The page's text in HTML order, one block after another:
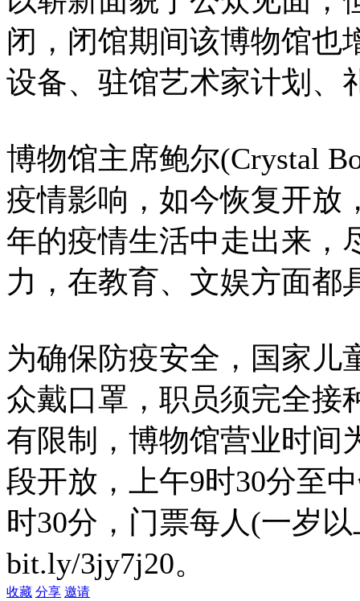
闭，闭馆期间该博物馆也
设备、驻馆艺术家计划、
博物馆主席鲍尔(Crystal
疫情影响，如今恢复开放
年的疫情生活中走出来，
力，在教育、文娱方面都
为确保防疫安全，国家儿
众戴口罩，职员须完全接
有限制，博物馆营业时间
段开放，上午9时30分至
时30分，门票每人(一岁
bit.ly/3jy7j20。
收藏 分享 邀请